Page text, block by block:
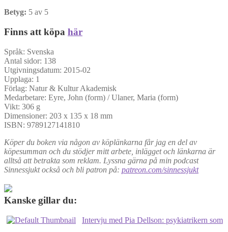
Betyg: 5 av 5
Finns att köpa här
Språk: Svenska
Antal sidor: 138
Utgivningsdatum: 2015-02
Upplaga: 1
Förlag: Natur & Kultur Akademisk
Medarbetare: Eyre, John (form) / Ulaner, Maria (form)
Vikt: 306 g
Dimensioner: 203 x 135 x 18 mm
ISBN: 9789127141810
Köper du boken via någon av köplänkarna får jag en del av
köpesumman och du stödjer mitt arbete, inlägget och länkarna är
alltså att betrakta som reklam. Lyssna gärna på min podcast
Sinnessjukt också och bli patron på: patreon.com/sinnessjukt
Kanske gillar du:
Intervju med Pia Dellson: psykiatrikern som